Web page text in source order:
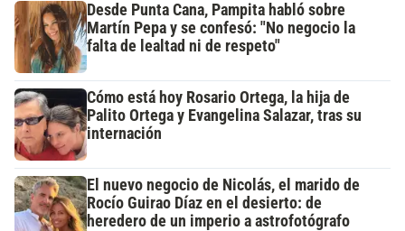
Desde Punta Cana, Pampita habló sobre
Martín Pepa y se confesó: "No negocio la
falta de lealtad ni de respeto"
Cómo está hoy Rosario Ortega, la hija de
Palito Ortega y Evangelina Salazar, tras su
internación
El nuevo negocio de Nicolás, el marido de
Rocío Guirao Díaz en el desierto: de
heredero de un imperio a astrofotógrafo